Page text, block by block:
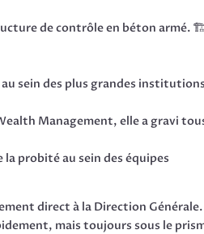
de contrôle en béton armé. 🏗️
sein des plus grandes institutions
Management, elle a gravi
probité au sein des équipes
direct à la Direction Générale.
mais toujours sous le